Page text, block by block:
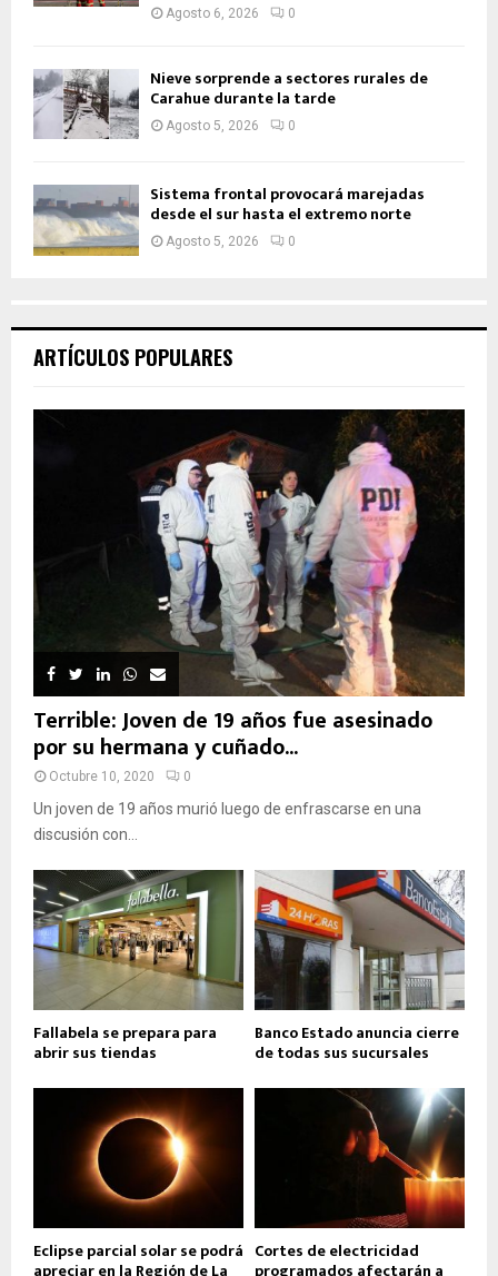
Agosto 6, 2026 0
Nieve sorprende a sectores rurales de
Carahue durante la tarde
Agosto 5, 2026 0
Sistema frontal provocará marejadas
desde el sur hasta el extremo norte
Agosto 5, 2026 0
ARTÍCULOS POPULARES
Terrible: Joven de 19 años fue asesinado
por su hermana y cuñado...
Octubre 10, 2020 0
Un joven de 19 años murió luego de enfrascarse en una
discusión con...
Fallabela se prepara para
abrir sus tiendas
Banco Estado anuncia cierre
de todas sus sucursales
Eclipse parcial solar se podrá Cortes de electricidad